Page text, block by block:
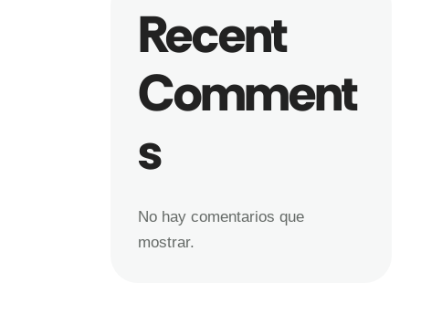
Recent
Comment
s
No hay comentarios que
mostrar.